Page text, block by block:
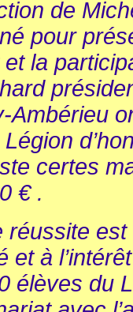
de
pour
la
Ambérieu
certes
€ .
réussite
et à
élèves du